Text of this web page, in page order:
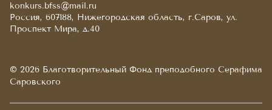
konkurs.bfss@mail.ru
Россия, 607188, Нижегородская область, г.Саров, ул.
Проспект Мира, д.40
© 2026 Благотворительный Фонд преподобного Серафима
Саровского